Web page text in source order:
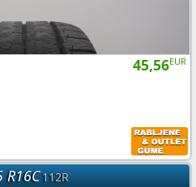
45,56EUR
R16C112R